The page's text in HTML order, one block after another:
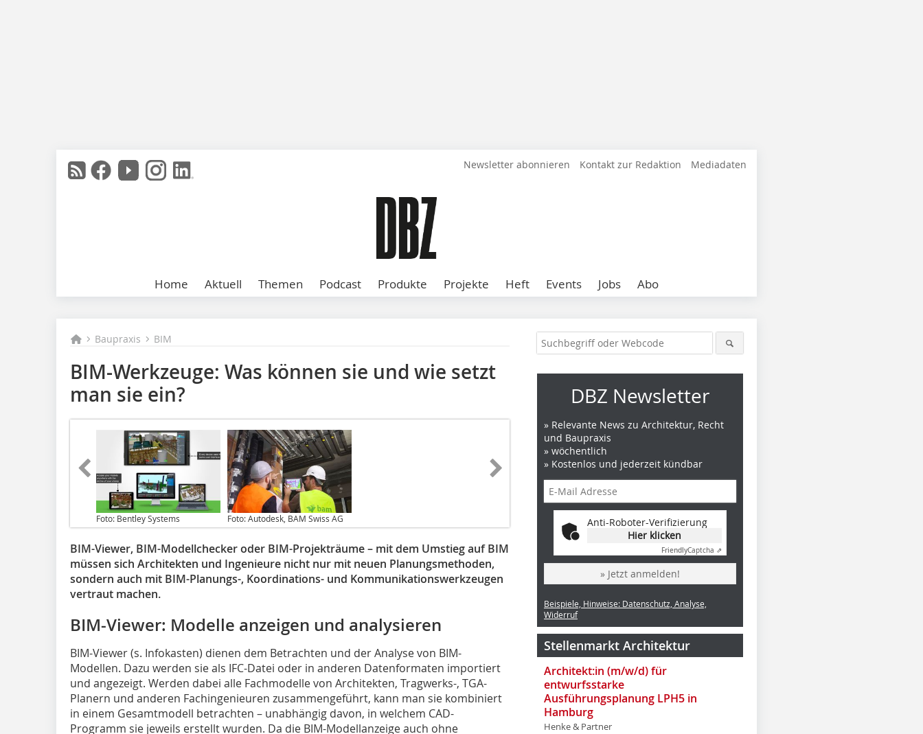
Newsletter abonnieren Kontakt zur Redaktion Mediadaten
Home Aktuell Themen Podcast Produkte Projekte Heft Events Jobs Abo
Baupraxis BIM
BIM-Werkzeuge: Was können sie und wie setzt
man sie ein?
Foto: Bentley Systems Foto: Autodesk, BAM Swiss AG
BIM-Viewer, BIM-Modellchecker oder BIM-Projekträume – mit dem Umstieg auf BIM
müssen sich Architekten und Ingenieure nicht nur mit neuen Planungsmethoden,
sondern auch mit BIM-Planungs-, Koordinations- und Kommunikationswerkzeugen
vertraut machen.
BIM-Viewer: Modelle anzeigen und analysieren
BIM-Viewer (s. Infokasten) dienen dem Betrachten und der Analyse von BIM-
Modellen. Dazu werden sie als IFC-Datei oder in anderen Datenformaten importiert
und angezeigt. Werden dabei alle Fachmodelle von Architekten, Tragwerks-, TGA-
Planern und anderen Fachingenieuren zusammengeführt, kann man sie kombiniert
in einem Gesamtmodell betrachten – unabhängig davon, in welchem CAD-
Programm sie jeweils erstellt wurden. Da die BIM-Modellanzeige auch ohne
DBZ Newsletter
» Relevante News zu Architektur, Recht
und Baupraxis
» wöchentlich
» Kostenlos und jederzeit kündbar
Anti-Roboter-Verifizierung
Hier klicken
FriendlyCaptcha ⇗
» Jetzt anmelden!
Beispiele, Hinweise: Datenschutz, Analyse,
Widerruf
Stellenmarkt Architektur
Architekt:in (m/w/d) für
entwurfsstarke
Ausführungsplanung LPH5 in
Hamburg
Henke & Partner